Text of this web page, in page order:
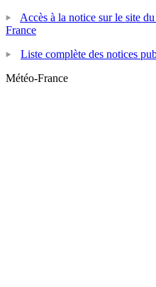
Accès à la notice sur le site
France
Liste complète des notices
Météo-France